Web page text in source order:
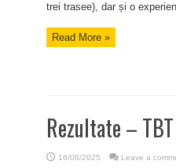
trei trasee), dar și o
Read More »
Rezultate –
16/08/2025 Leave a